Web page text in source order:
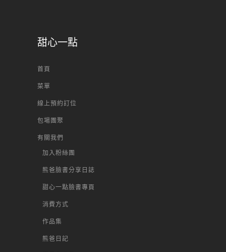
甜心一點
首頁
菜單
線上預約訂位
包場團聚
有關我們
加入粉絲團
熊爸臉書分享日誌
甜心一點臉書專頁
消費方式
作品集
熊爸日記